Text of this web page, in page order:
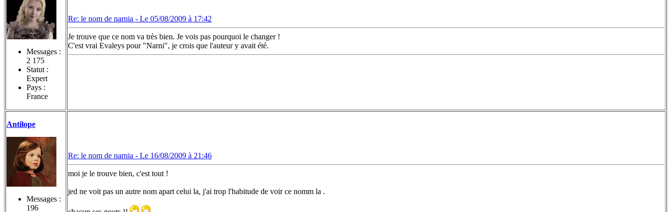
Messages :
2 175
Statut :
Expert
Pays :
France
Re: le nom de narnia - Le 05/08/2009 à 17:42
Je trouve que ce nom va très bien. Je vois pas pourquoi le changer !
C'est vrai Evaleys pour "Narni", je crois que l'auteur y avait été.
Antilope
Messages :
196
Re: le nom de narnia - Le 16/08/2009 à 21:46
moi je le trouve bien, c'est tout !
jed ne voit pas un autre nom apart celui la, j'ai trop l'habitude de voir ce nomm la .